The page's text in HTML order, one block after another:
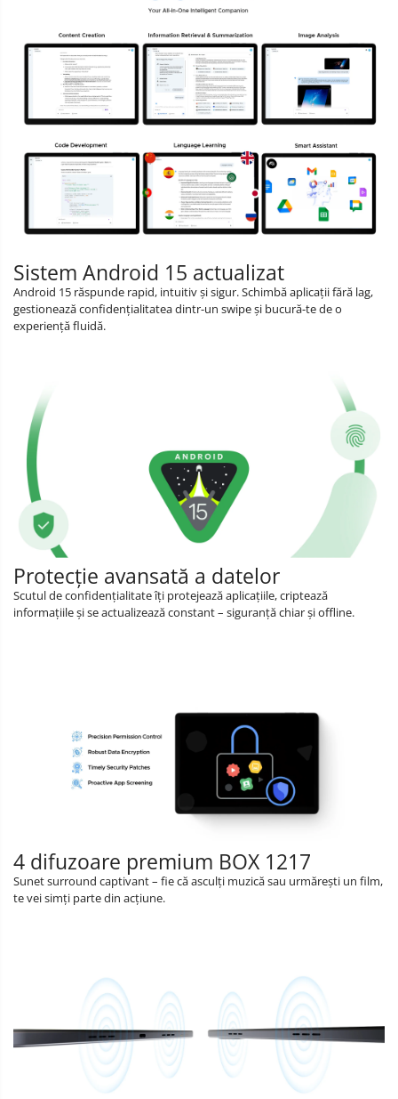
Sistem Android 15 actualizat
Android 15 răspunde rapid, intuitiv și sigur. Schimbă aplicații fără lag,
gestionează confidențialitatea dintr-un swipe și bucură-te de o
experiență fluidă.
Protecție avansată a datelor
Scutul de confidențialitate îți protejează aplicațiile, criptează
informațiile și se actualizează constant – siguranță chiar și offline.
4 difuzoare premium BOX 1217
Sunet surround captivant – fie că asculți muzică sau urmărești un film,
te vei simți parte din acțiune.